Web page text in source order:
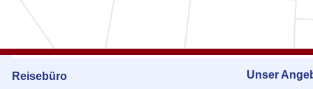
Reisebüro Unser